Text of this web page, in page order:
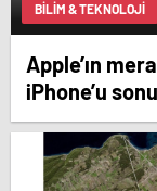
BILIM & TEKNOLOJI
Apple’ın
iPhone’u